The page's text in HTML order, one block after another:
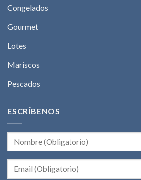
Congelados
Gourmet
Lotes
Mariscos
Pescados
ESCRÍBENOS